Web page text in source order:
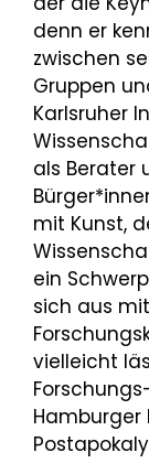
denn er
zwischen
Gruppen
Karlsruher
als Berater
mit Kunst,
ein
sich aus
vielleicht
Hamburger